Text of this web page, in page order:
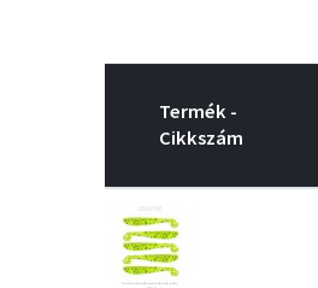
Termék -
Cikkszám